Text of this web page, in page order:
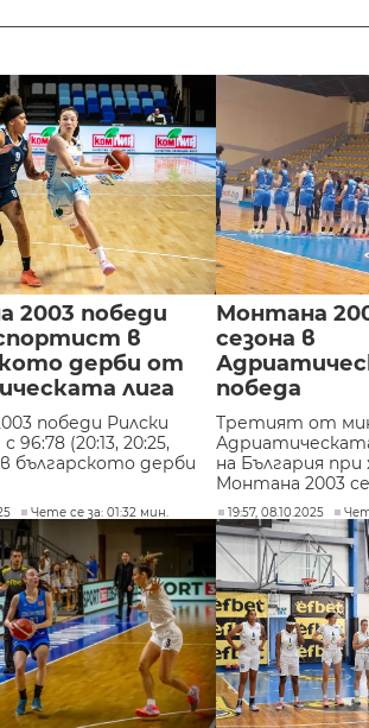
2003 победи
в
дерби от
лига
победи Рилски
(20:13, 20:25,
в българското дерби
Чете се за: 01:32 мин.
Монтана
сезона в
победа
Третият от
на България
Монтана 2003
19:57, 08.10.2025